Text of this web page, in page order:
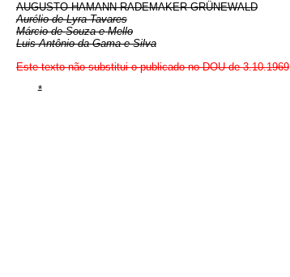
AUGUSTO HAMANN RADEMAKER GRÜNEWALD
Aurélio de Lyra Tavares
Márcio de Souza e Mello
Luis Antônio da Gama e Silva
Este texto não substitui o publicado no DOU de 3.10.1969
*